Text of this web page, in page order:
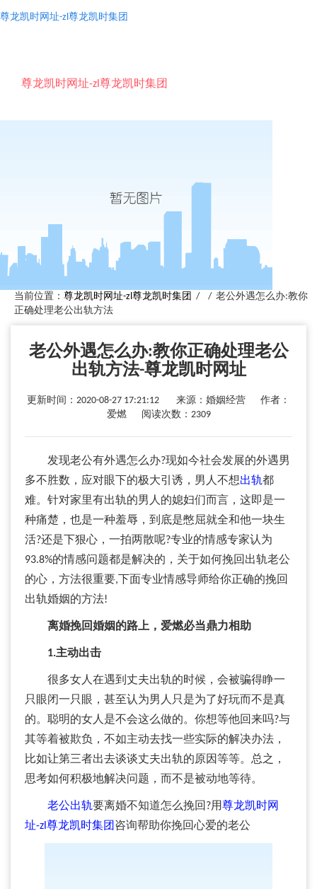
尊龙凯时网址-zl尊龙凯时集团
尊龙凯时网址-zl尊龙凯时集团
当前位置： 尊龙凯时网址-zl尊龙凯时集团 / / 老公外遇怎么办:教你
正确处理老公出轨方法
老公外遇怎么办:教你正确处理老公
出轨方法-尊龙凯时网址
更新时间：2020-08-27 17:21:12 来源：婚姻经营 作者：
爱燃 阅读次数：2309
发现老公有外遇怎么办?现如今社会发展的外遇男
多不胜数，应对眼下的极大引诱，男人不想出轨都
难。针对家里有出轨的男人的媳妇们而言，这即是一
种痛楚，也是一种羞辱，到底是憋屈就全和他一块生
活?还是下狠心，一拍两散呢?专业的情感专家认为
93.8%的情感问题都是解决的，关于如何挽回出轨老公
的心，方法很重要,下面专业情感导师给你正确的挽回
出轨婚姻的方法!
离婚挽回婚姻的路上，爱燃必当鼎力相助
1.主动出击
很多女人在遇到丈夫出轨的时候，会被骗得睁一
只眼闭一只眼，甚至认为男人只是为了好玩而不是真
的。聪明的女人是不会这么做的。你想等他回来吗?与
其等着被欺负，不如主动去找一些实际的解决办法，
比如让第三者出去谈谈丈夫出轨的原因等等。总之，
思考如何积极地解决问题，而不是被动地等待。
老公出轨要离婚不知道怎么挽回?用尊龙凯时网
址-zl尊龙凯时集团 咨询帮助你挽回心爱的老公